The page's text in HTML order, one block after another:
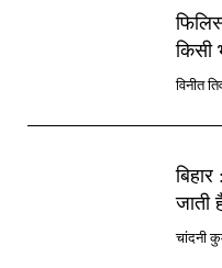
किसी
विनीत
जाती
चांदनी